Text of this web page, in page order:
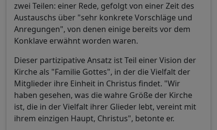
zwei Teilen: einer Rede, gefolgt von einer Zeit des
Austauschs über "sehr konkrete Vorschläge und
Anregungen", von denen einige bereits vor dem
Konklave erwähnt worden waren.
Dieser partizipative Ansatz ist Teil einer Vision der
Kirche als "Familie Gottes", in der die Vielfalt der
Mitglieder ihre Einheit in Christus findet. "Wir
haben gesehen, was die wahre Größe der Kirche
ist, die in der Vielfalt ihrer Glieder lebt, vereint mit
ihrem einzigen Haupt, Christus", betonte er.